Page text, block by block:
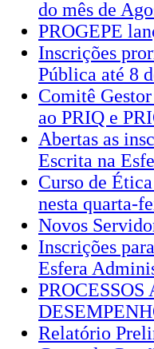
do mês de
PROGEPE
Inscrições
Pública até 8
Comitê
ao PRIQ e
Abertas as
Escrita na
Curso de
nesta quarta-
Novos
Inscrições
Esfera
Relatório